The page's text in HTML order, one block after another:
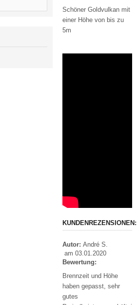
Schöner Goldvulkan mit
einer Höhe von bis zu
5m
KUNDENREZENSIONEN:
Autor: André S.
am 03.01.2020
Bewertung:
Brennzeit und Höhe
haben gepasst, sehr
gutes